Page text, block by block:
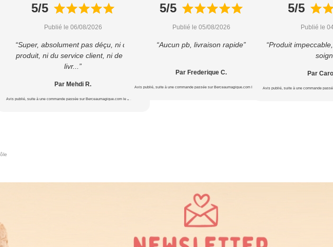
07/2026
5/5
Publié le 06/08/2026
“Super, absolument pas déçu, ni du
produit, ni du service client, ni de la
livr...”
Par Mehdi R.
Avis publié, suite à une commande passée sur Berceaumagique.com le 24/07/2026
5/5
Publié le 05/08/2026
“Aucun pb, livraison rapide”
Par Frederique C.
Avis publié, suite à une commande passée sur Berceaumagique.com le 20/07/2026
5/5
Publié le
“Produit
Par
Avis publié, suite à une commande